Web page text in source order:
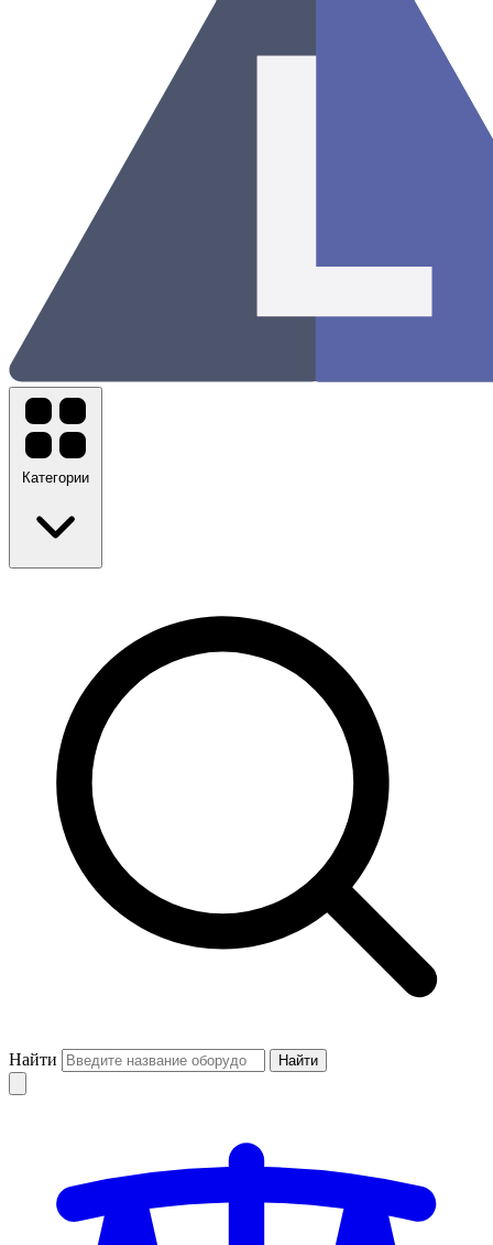
Категории
Найти Найти